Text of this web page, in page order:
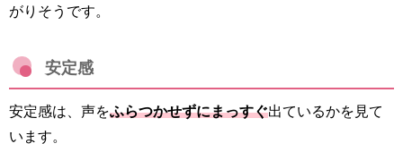
がりそうです。
安定感
安定感は、声をふらつかせずにまっすぐ出ているかを見て
います。